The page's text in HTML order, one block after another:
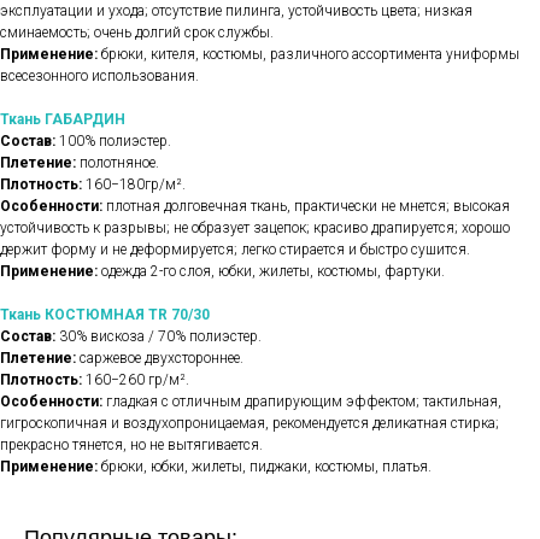
эксплуатации и ухода; отсутствие пилинга, устойчивость цвета; низкая
сминаемость; очень долгий срок службы.
Применение: брюки, кителя, костюмы, различного ассортимента униформы
всесезонного использования.
Ткань ГАБАРДИН
Состав: 100% полиэстер.
Плетение: полотняное.
Плотность: 160−180гр/м².
Особенности: плотная долговечная ткань, практически не мнется; высокая
устойчивость к разрывы; не образует зацепок; красиво драпируется; хорошо
держит форму и не деформируется; легко стирается и быстро сушится.
Применение: одежда 2-го слоя, юбки, жилеты, костюмы, фартуки.
Ткань КОСТЮМНАЯ TR 70/30
Состав: 30% вискоза / 70% полиэстер.
Плетение: саржевое двухстороннее.
Плотность: 160−260 гр/м².
Особенности: гладкая с отличным драпирующим эффектом; тактильная,
гигроскопичная и воздухопроницаемая, рекомендуется деликатная стирка;
прекрасно тянется, но не вытягивается.
Применение: брюки, юбки, жилеты, пиджаки, костюмы, платья.